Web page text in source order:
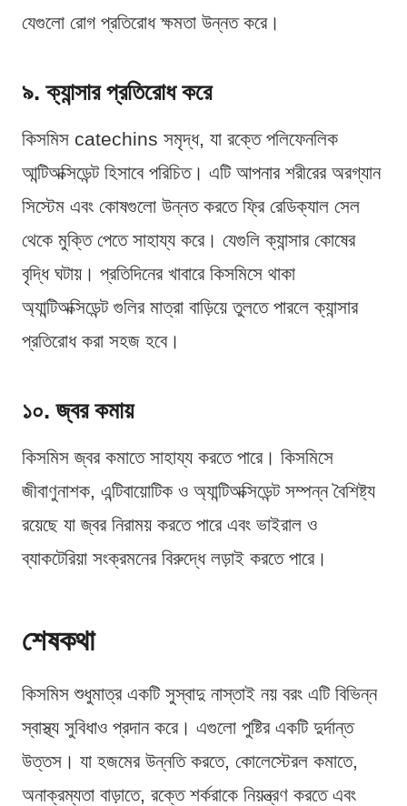
যেগুলো রোগ প্রতিরোধ ক্ষমতা উন্নত করে।
৯. ক্যান্সার প্রতিরোধ করে
কিসমিস catechins সমৃদ্ধ, যা রক্তে পলিফেনলিক
আন্টিঅক্সিডেন্ট হিসাবে পরিচিত। এটি আপনার শরীরের অরগ্যান
সিস্টেম এবং কোষগুলো উন্নত করতে ফ্রি রেডিক্যাল সেল
থেকে মুক্তি পেতে সাহায্য করে। যেগুলি ক্যান্সার কোষের
বৃদ্ধি ঘটায়। প্রতিদিনের খাবারে কিসমিসে থাকা
অ্যান্টিঅক্সিডেন্ট গুলির মাত্রা বাড়িয়ে তুলতে পারলে ক্যান্সার
প্রতিরোধ করা সহজ হবে।
১০. জ্বর কমায়
কিসমিস জ্বর কমাতে সাহায্য করতে পারে। কিসমিসে
জীবাণুনাশক, এন্টিবায়োটিক ও অ্যান্টিঅক্সিডেন্ট সম্পন্ন বৈশিষ্ট্য
রয়েছে যা জ্বর নিরাময় করতে পারে এবং ভাইরাল ও
ব্যাকটেরিয়া সংক্রমনের বিরুদ্ধে লড়াই করতে পারে।
শেষকথা
কিসমিস শুধুমাত্র একটি সুস্বাদু নাস্তাই নয় বরং এটি বিভিন্ন
স্বাস্থ্য সুবিধাও প্রদান করে। এগুলো পুষ্টির একটি দুর্দান্ত
উত্তস। যা হজমের উন্নতি করতে, কোলেস্টেরল কমাতে,
অনাক্রম্যতা বাড়াতে, রক্তে শর্করাকে নিয়ন্ত্রণ করতে এবং